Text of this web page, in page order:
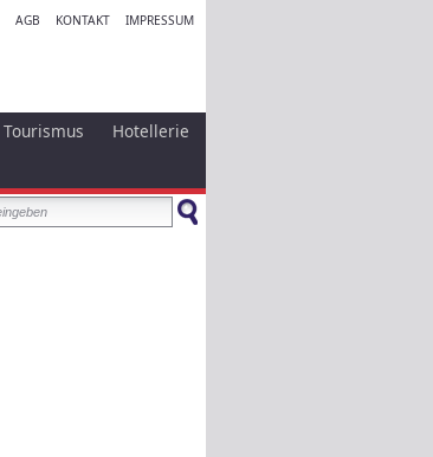
AGB KONTAKT IMPRESSUM
Tourismus
Hotellerie